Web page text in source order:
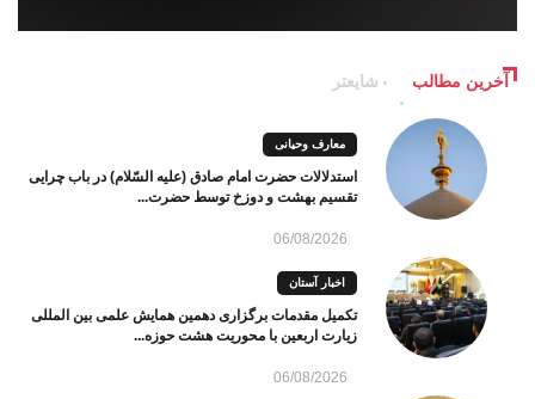
آخرین مطالب شایعتر
معارف وحیانی
استدلالات حضرت امام صادق (علیه السّلام) در باب چرایی
تقسیم بهشت و دوزخ توسط حضرت...
06/08/2026
اخبار آستان
تکمیل مقدمات برگزاری دهمین همایش علمی بین المللی
زیارت اربعین با محوریت هشت حوزه...
06/08/2026